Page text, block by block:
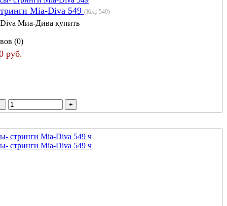
Mia-Diva 549 (Код: 549)
Миа-Дива купить
(0)
руб.